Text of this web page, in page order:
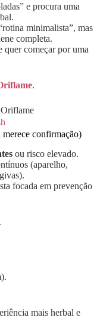
e procura uma
minimalista”, mas
completa.
quer começar por uma
.
merece confirmação)
ou risco elevado.
(aparelho,
focada em prevenção
mais herbal e